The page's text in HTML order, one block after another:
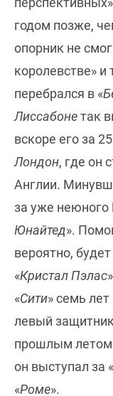
годом позже,
опорник не
королевстве» и
перебрался в «
Лиссабонетак
вскоре его за
Лондон, где он
Англии.
за уже
Юнайтед».
вероятно, будет
«Кристал Пэлас
«Сити» семь
левый
прошлым летом
он выступал за «
«Роме».